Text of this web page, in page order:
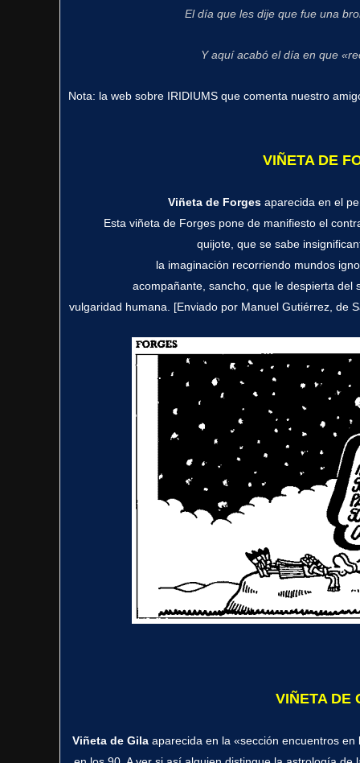
El día que les dije que fue una
Y aquí acabó el día en que
Nota: la web sobre IRIDIUMS que comenta nuestro
VIÑETA DE
Viñeta de Forges aparecida en el
Esta viñeta de Forges pone de manifiesto el
quijote, que se sabe
la imaginación recorriendo mundos
acompañante, sancho, que le despierta del
vulgaridad humana. [Enviado por Manuel Gutiérrez, de
VIÑETA DE
Viñeta de Gilaaparecida en la «sección encuentros en